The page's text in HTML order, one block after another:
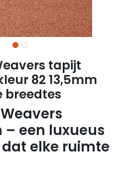
tapijt
82 13,5mm
breedtes
een luxueus
elke ruimte